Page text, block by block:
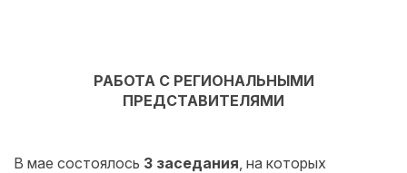
РАБОТА С РЕГИОНАЛЬНЫМИ
ПРЕДСТАВИТЕЛЯМИ
В мае состоялось 3 заседания, на которых